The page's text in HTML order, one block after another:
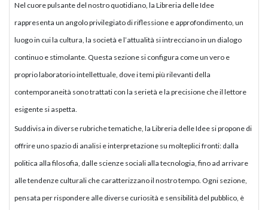
Nel cuore pulsante del nostro quotidiano, la Libreria delle Idee
rappresenta un angolo privilegiato di riflessione e approfondimento, un
luogo in cui la cultura, la società e l’attualità si intrecciano in un dialogo
continuo e stimolante. Questa sezione si configura come un vero e
proprio laboratorio intellettuale, dove i temi più rilevanti della
contemporaneità sono trattati con la serietà e la precisione che il lettore
esigente si aspetta.
Suddivisa in diverse rubriche tematiche, la Libreria delle Idee si propone di
offrire uno spazio di analisi e interpretazione su molteplici fronti: dalla
politica alla filosofia, dalle scienze sociali alla tecnologia, fino ad arrivare
alle tendenze culturali che caratterizzano il nostro tempo. Ogni sezione,
pensata per rispondere alle diverse curiosità e sensibilità del pubblico, è